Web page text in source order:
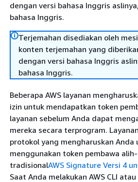
dengan versi bahasa Inggris
bahasa Inggris.
Terjemahan disediakan oleh
konten terjemahan yang
dengan versi bahasa Inggris
bahasa Inggris.
Beberapa AWS layanan
izin untuk mendapatkan token
layanan sebelum Anda dapat
mereka secara terprogram.
protokol yang mengharuskan Anda
menggunakan token pembawa
tradisionalAWS Signature Versi 4
Saat Anda melakukan AWS CLI atau